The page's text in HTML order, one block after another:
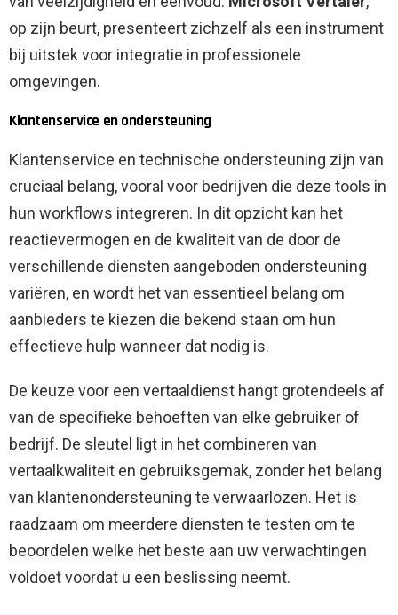
op zijn beurt, presenteert zichzelf als een instrument
bij uitstek voor integratie in professionele
omgevingen.
Klantenservice en ondersteuning
Klantenservice en technische ondersteuning zijn van
cruciaal belang, vooral voor bedrijven die deze tools in
hun workflows integreren. In dit opzicht kan het
reactievermogen en de kwaliteit van de door de
verschillende diensten aangeboden ondersteuning
variëren, en wordt het van essentieel belang om
aanbieders te kiezen die bekend staan ​​om hun
effectieve hulp wanneer dat nodig is.
De keuze voor een vertaaldienst hangt grotendeels af
van de specifieke behoeften van elke gebruiker of
bedrijf. De sleutel ligt in het combineren van
vertaalkwaliteit en gebruiksgemak, zonder het belang
van klantenondersteuning te verwaarlozen. Het is
raadzaam om meerdere diensten te testen om te
beoordelen welke het beste aan uw verwachtingen
voldoet voordat u een beslissing neemt.